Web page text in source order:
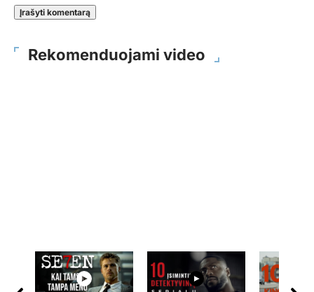
Rekomenduojami video